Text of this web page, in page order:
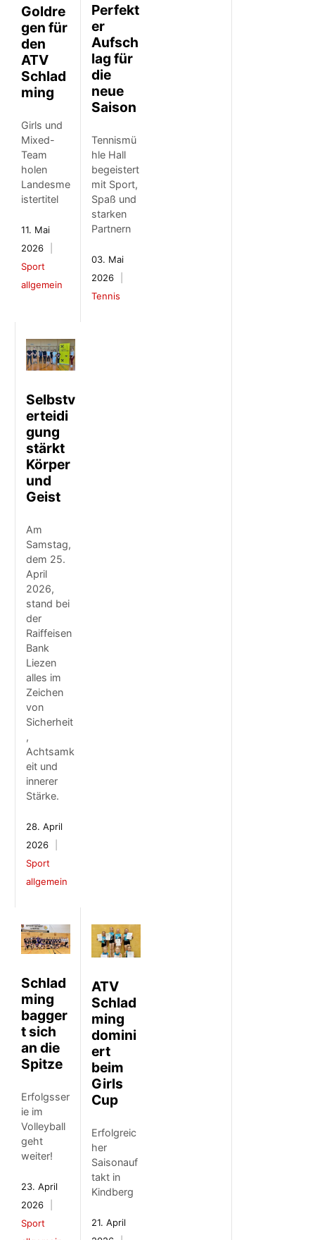
Goldre
gen für
den
ATV
Schlad
ming
Girls und
Mixed-
Team
holen
Landesme
istertitel
11. Mai
2026
Sport
allgemein
Perfekt
er
Aufsch
lag für
die
neue
Saison
Tennismü
hle Hall
begeistert
mit Sport,
Spaß und
starken
Partnern
03. Mai
2026
Tennis
Selbstv
erteidi
gung
stärkt
Körper
und
Geist
Am
Samstag,
dem 25.
April
2026,
stand bei
der
Raiffeisen
Bank
Liezen
alles im
Zeichen
von
Sicherheit
,
Achtsamk
eit und
innerer
Stärke.
28. April
2026
Sport
allgemein
Schlad
ming
bagger
t sich
an die
Spitze
Erfolgsser
ie im
Volleyball
geht
weiter!
23. April
2026
Sport
ATV
Schlad
ming
domini
ert
beim
Girls
Cup
Erfolgreic
her
Saisonauf
takt in
Kindberg
21. April